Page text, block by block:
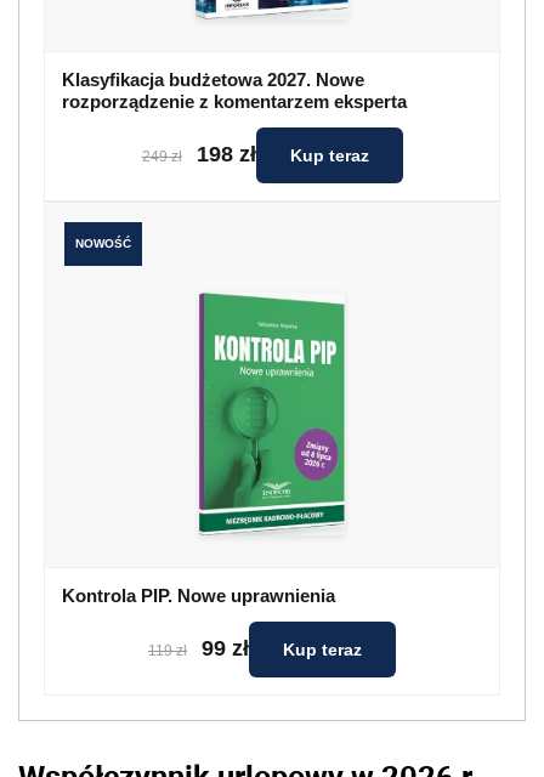
Klasyfikacja budżetowa 2027. Nowe
rozporządzenie z komentarzem eksperta
249 zł 198 zł Kup teraz
NOWOŚĆ
Kontrola PIP. Nowe uprawnienia
119 zł 99 zł Kup teraz